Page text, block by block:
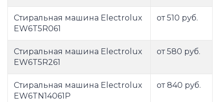
Стиральная машина Electrolux
EW6T5R061
от 510 руб.
Стиральная машина Electrolux
EW6T5R261
от 580 руб.
Стиральная машина Electrolux
EW6TN14061P
от 840 руб.